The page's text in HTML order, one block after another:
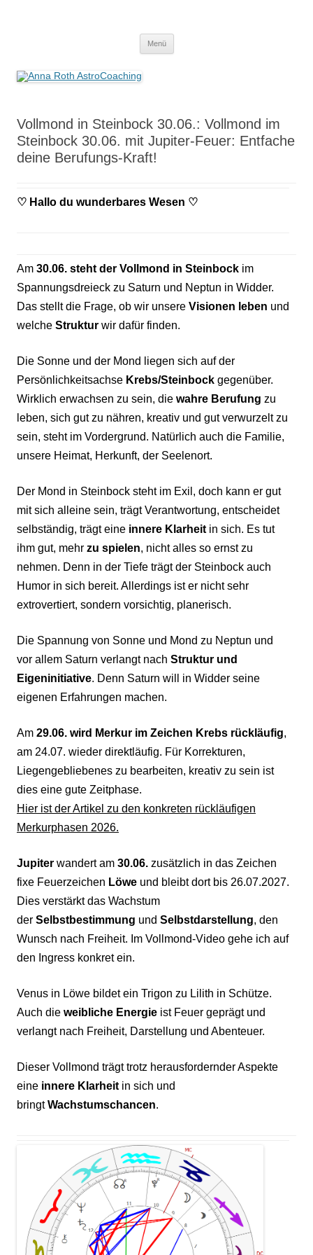
Menü
Vollmond in Steinbock 30.06.: Vollmond im
Steinbock 30.06. mit Jupiter-Feuer: Entfache
deine Berufungs-Kraft!
♡ Hallo du wunderbares Wesen ♡
Am 30.06. steht der Vollmond in Steinbock im
Spannungsdreieck zu Saturn und Neptun in Widder.
Das stellt die Frage, ob wir unsere Visionen leben und
welche Struktur wir dafür finden.
Die Sonne und der Mond liegen sich auf der
Persönlichkeitsachse Krebs/Steinbock gegenüber.
Wirklich erwachsen zu sein, die wahre Berufung zu
leben, sich gut zu nähren, kreativ und gut verwurzelt zu
sein, steht im Vordergrund. Natürlich auch die Familie,
unsere Heimat, Herkunft, der Seelenort.
Der Mond in Steinbock steht im Exil, doch kann er gut
mit sich alleine sein, trägt Verantwortung, entscheidet
selbständig, trägt eine innere Klarheit in sich. Es tut
ihm gut, mehr zu spielen, nicht alles so ernst zu
nehmen. Denn in der Tiefe trägt der Steinbock auch
Humor in sich bereit. Allerdings ist er nicht sehr
extrovertiert, sondern vorsichtig, planerisch.
Die Spannung von Sonne und Mond zu Neptun und
vor allem Saturn verlangt nach Struktur und
Eigeninitiative. Denn Saturn will in Widder seine
eigenen Erfahrungen machen.
Am 29.06. wird Merkur im Zeichen Krebs rückläufig,
am 24.07. wieder direktläufig. Für Korrekturen,
Liegengebliebenes zu bearbeiten, kreativ zu sein ist
dies eine gute Zeitphase.
Hier ist der Artikel zu den konkreten rückläufigen
Merkurphasen 2026.
Jupiter wandert am 30.06. zusätzlich in das Zeichen
fixe Feuerzeichen Löwe und bleibt dort bis 26.07.2027.
Dies verstärkt das Wachstum
der Selbstbestimmung und Selbstdarstellung, den
Wunsch nach Freiheit. Im Vollmond-Video gehe ich auf
den Ingress konkret ein.
Venus in Löwe bildet ein Trigon zu Lilith in Schütze.
Auch die weibliche Energie ist Feuer geprägt und
verlangt nach Freiheit, Darstellung und Abenteuer.
Dieser Vollmond trägt trotz herausfordernder Aspekte
eine innere Klarheit in sich und
bringtWachstumschancen.